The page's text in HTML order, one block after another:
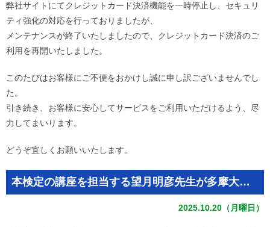
弊社サイトにてクレジットカード決済機能を一時停止し、セキュリ
ティ強化の対応を行っておりましたが、
メンテナンスが終了いたしましたので、クレジットカード決済のご
利用を再開いたしました。
このたびはお客様にご不便をおかけし誠に申し訳ございませんでし
た。
引き続き、お客様に安心してサービスをご利用いただけるよう、尽
力してまいります。
どうぞ宜しくお願いいたします。
本検定の講座を担当する望月明彦先生が多摩大学の授業評価規程で再び表彰
2025.10.20（月曜日）